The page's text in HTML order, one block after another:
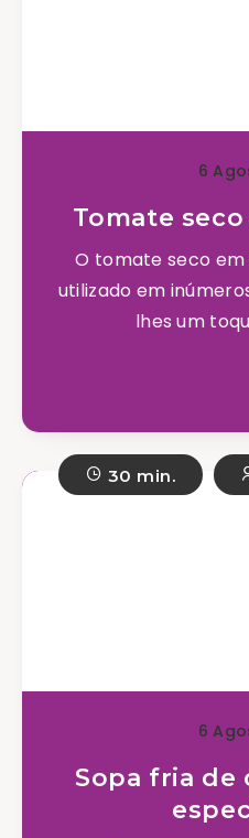
6
Tomate
O tomate seco
utilizado em
lhes um
30 min.
6
Sopa fria de